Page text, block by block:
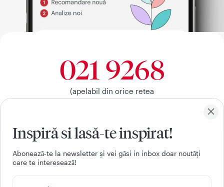
Inspiră si lasă-te inspirat!
Aboneazǎ-te la newsletter și vei gǎsi in inbox doar noutǎți
care te intereseazǎ!
021 9268
(apelabil din orice retea